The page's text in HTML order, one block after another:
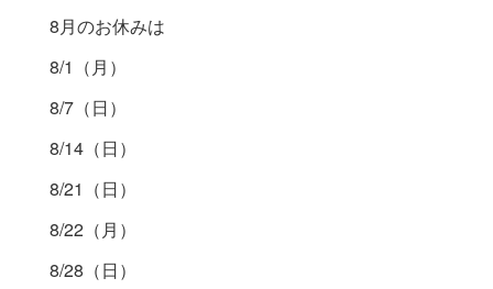
8月のお休みは
8/1（月）
8/7（日）
8/14（日）
8/21（日）
8/22（月）
8/28（日）